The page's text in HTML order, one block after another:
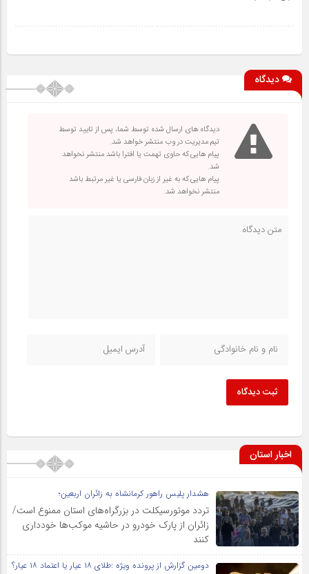
دیدگاه
دیدگاه های ارسال شده توسط شما، پس از تایید توسط
تیم مدیریت در وب منتشر خواهد شد.
پیام هایی که حاوی تهمت یا افترا باشد منتشر نخواهد
شد.
پیام هایی که به غیر از زبان فارسی یا غیر مرتبط باشد
منتشر نخواهد شد.
ثبت دیدگاه
اخبار استان
هشدار پلیس راهور کرمانشاه به زائران اربعین؛
تردد موتورسیکلت در بزرگراه‌های استان ممنوع است/
زائران از پارک خودرو در حاشیه موکب‌ها خودداری
کنند
دومین گزارش از پرونده ویژه :طلای ۱۸ عیار یا اعتماد ۱۸ عیار؟